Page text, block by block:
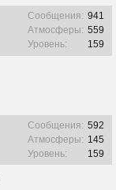
Сообщения: 941
Атмосферы: 559
Уровень:
159
Сообщения: 592
Атмосферы: 145
Уровень:
159